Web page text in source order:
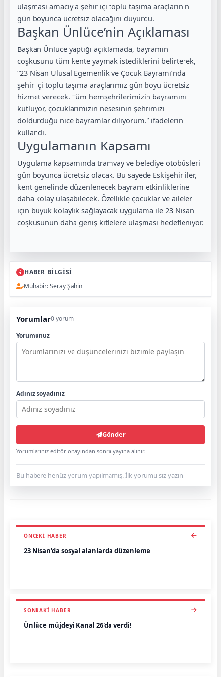
ulaşması amacıyla şehir içi toplu taşıma araçlarının
gün boyunca ücretsiz olacağını duyurdu.
Başkan Ünlüce’nin Açıklaması
Başkan Ünlüce yaptığı açıklamada, bayramın
coşkusunu tüm kente yaymak istediklerini belirterek,
“23 Nisan Ulusal Egemenlik ve Çocuk Bayramı’nda
şehir içi toplu taşıma araçlarımız gün boyu ücretsiz
hizmet verecek. Tüm hemşehrilerimizin bayramını
kutluyor, çocuklarımızın neşesinin şehrimizi
doldurduğu nice bayramlar diliyorum.” ifadelerini
kullandı.
Uygulamanın Kapsamı
Uygulama kapsamında tramvay ve belediye otobüsleri
gün boyunca ücretsiz olacak. Bu sayede Eskişehirliler,
kent genelinde düzenlenecek bayram etkinliklerine
daha kolay ulaşabilecek. Özellikle çocuklar ve aileler
için büyük kolaylık sağlayacak uygulama ile 23 Nisan
coşkusunun daha geniş kitlelere ulaşması hedefleniyor.
HABER BİLGİSİ
Muhabir: Seray Şahin
Yorumlar0 yorum
Yorumunuz
Adınız soyadınız
Gönder
Yorumlarınız editör onayından sonra yayına alınır.
Bu habere henüz yorum yapılmamış. İlk yorumu siz yazın.
ÖNCEKI HABER
23 Nisan'da sosyal alanlarda düzenleme
SONRAKI HABER
Ünlüce müjdeyi Kanal 26'da verdi!